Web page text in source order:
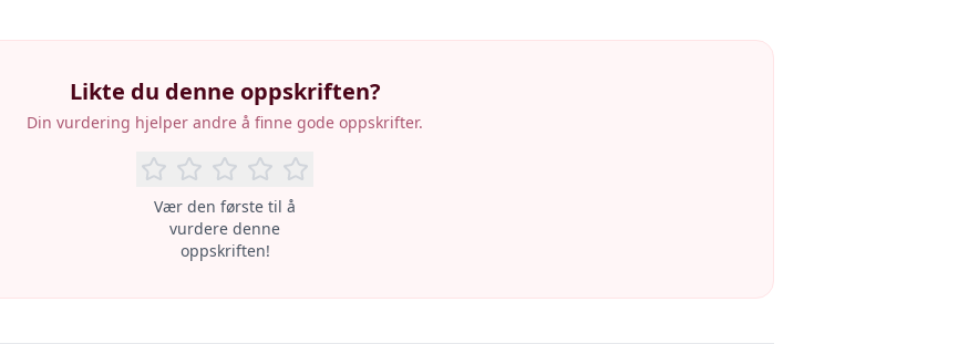
Likte du denne oppskriften?
Din vurdering hjelper andre å finne gode oppskrifter.
Vær den første til å
vurdere denne
oppskriften!